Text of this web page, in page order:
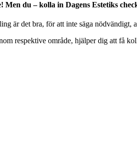
Men du – kolla in Dagens Estetiks
är det bra, för att inte säga
respektive område, hjälper dig att få